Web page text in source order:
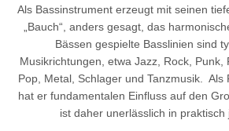
Als Bassinstrument erzeugt mit seinen
„Bauch“, anders gesagt, das
Bässen gespielte Basslinien sind
Musikrichtungen, etwa Jazz, Rock, Punk,
Pop, Metal, Schlager und Tanzmusik. Als
hat er fundamentalen Einfluss auf den
ist daher unerlässlich in praktisch